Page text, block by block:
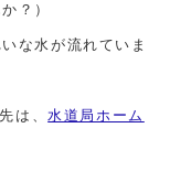
？）
な水が流れていま
は、水道局ホーム